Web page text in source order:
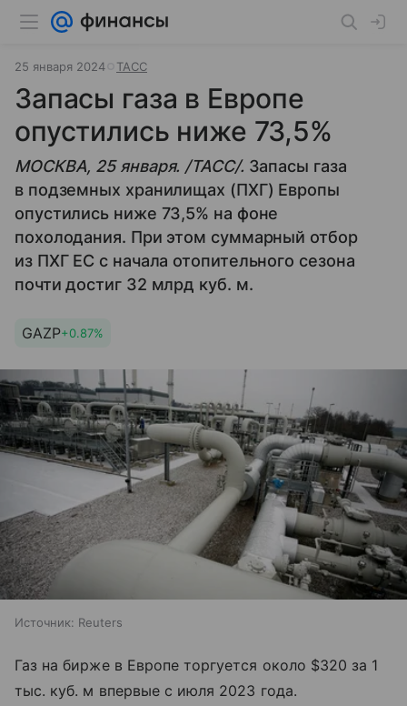
25 января 2024 ТАСС
Запасы газа в Европе
опустились ниже 73,5%
МОСКВА, 25 января. /ТАСС/. Запасы газа
в подземных хранилищах (ПХГ) Европы
опустились ниже 73,5% на фоне
похолодания. При этом суммарный отбор
из ПХГ ЕС с начала отопительного сезона
почти достиг 32 млрд куб. м.
GAZP+0.87%
Источник: Reuters
Газ на бирже в Европе торгуется около $320 за 1
тыс. куб. м впервые с июля 2023 года.